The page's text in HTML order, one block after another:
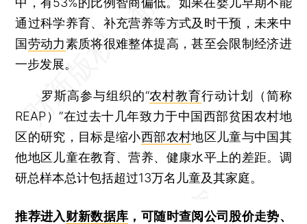
通过科学养育、补充营养等方式及时干预，未来中
国劳动力素质将很难整体提高，甚至会限制经济进
一步发展。
罗斯高参与组织的“农村教育行动计划（简称
REAP）”在过去十几年致力于中国西部贫困农村地
区的研究，目标是缩小西部农村地区儿童与中国其
他地区儿童在教育、营养、健康水平上的差距。调
研总样本总计包括超过13万名儿童及其家庭。
推荐进入财新数据库 ，可随时查阅公司股价走势、